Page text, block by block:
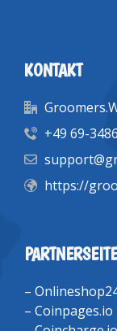
KONTAKT
+49 69-
https://
–
– Coinpages.io